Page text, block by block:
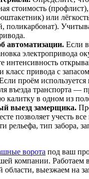
стоимость (профлист),
или
поликарбонат).
автоматизации. Если
электропривода
интенсивность
класс привода с
проём используется
въезда транспорта —
калитку в одном из
выезд замерщика.
позволяет учесть
рельефа, тип забора,
ворота под ваш
компании. Работаем
области, выезжаем на